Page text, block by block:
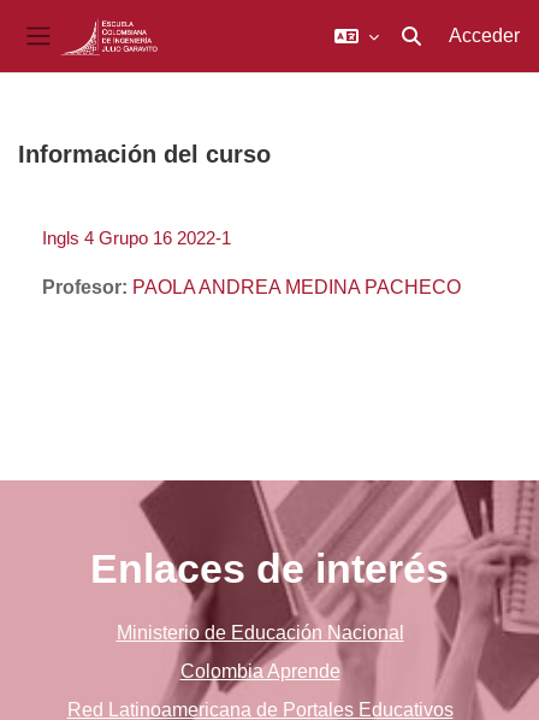
Panel lateral Selector de
Acceder
Información del curso
Ingls 4 Grupo 16 2022-1
Profesor: PAOLA ANDREA MEDINA PACHECO
Enlaces de interés
Ministerio de Educación Nacional
Colombia Aprende
Red Latinoamericana de Portales Educativos